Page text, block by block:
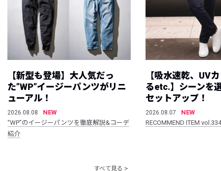
【新型も登場】大人気だっ
た”WP”イージーパンツがリニ
ューアル！
2026.08.08
NEW
“WP”のイージーパンツを徹底解説&コーデ
紹介
【吸水速乾、UV
るetc.】シーンを
セットアップ！
2026.08.07
NEW
RECOMMEND ITEM vol.334
すべて見る